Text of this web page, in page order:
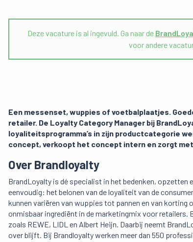
Deze vacature is al ingevuld. Ga naar de
voor andere
Een messenset, wuppies of voetbalplaatjes.
retailer. De Loyalty Category Manager bij
loyaliteitsprogramma’s in zijn productcategorie
concept, verkoopt het concept intern en zorgt
Over Brandloyalty
BrandLoyalty is dé specialist in het bedenken, opzetten
eenvoudig: het belonen van de loyaliteit van de
kunnen variëren van wuppies tot pannen en van
onmisbaar ingrediënt in de marketingmix voor retailers.
zoals REWE, LIDL en Albert Heijn. Daarbij neemt
over blijft. Bij Brandloyalty werken meer dan 550